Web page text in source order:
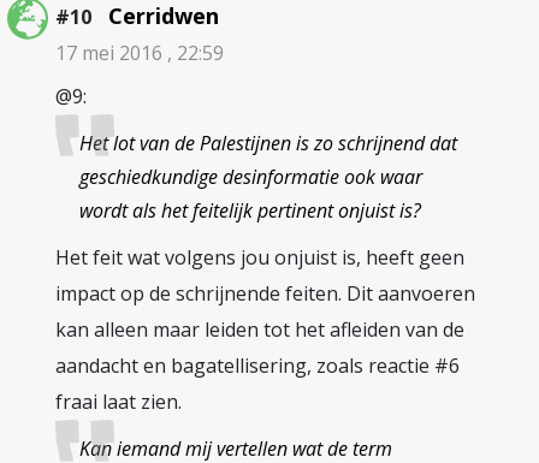
#10 Cerridwen
17 mei 2016 , 22:59
@9:
Het lot van de Palestijnen is zo schrijnend dat
geschiedkundige desinformatie ook waar
wordt als het feitelijk pertinent onjuist is?
Het feit wat volgens jou onjuist is, heeft geen
impact op de schrijnende feiten. Dit aanvoeren
kan alleen maar leiden tot het afleiden van de
aandacht en bagatellisering, zoals reactie #6
fraai laat zien.
Kan iemand mij vertellen wat de term